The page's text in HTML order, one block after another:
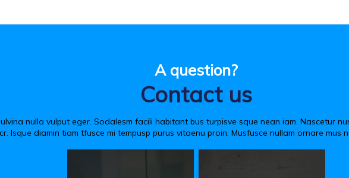
A question?
Contact us
nulla vulput eger. Sodalesm facili habitant bus turpisve sque nean iam. Nascetur
Isque diamin tiam tfusce mi tempusp purus vitaenu proin. Musfusce nullam ornare mus